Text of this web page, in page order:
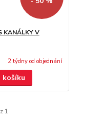
KANÁLKY V
2 týdny od objednání
košíku
z 1